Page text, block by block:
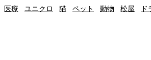
医療 ユニクロ 猫 ペット 動物 松屋